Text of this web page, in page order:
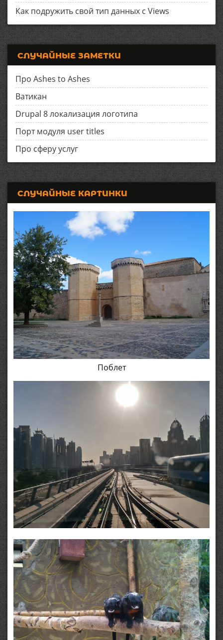
Как подружить свой тип данных с Views
СЛУЧАЙНЫЕ ЗАМЕТКИ
Про Ashes to Ashes
Ватикан
Drupal 8 локализация логотипа
Порт модуля user titles
Про сферу услуг
СЛУЧАЙНЫЕ КАРТИНКИ
Поблет